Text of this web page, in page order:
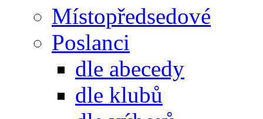
Místopředsedové
Poslanci
dle abecedy
dle klubů